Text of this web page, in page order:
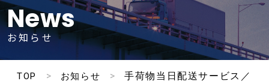
News
お知らせ
TOP > お知らせ >
手荷物当日配送サービス／